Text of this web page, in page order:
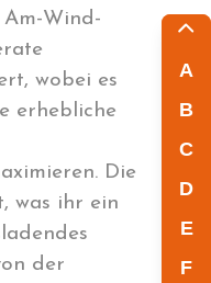
A
B
C
D
E
F
Wind-
wobei es
erhebliche
Die
was ihr ein
der